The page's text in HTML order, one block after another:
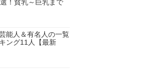
！貧乳～巨乳まで
能人＆有名人の一覧
ング11人【最新